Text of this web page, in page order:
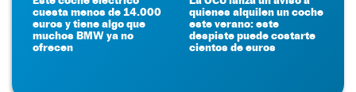
cuesta menos de 14.000
euros y tiene algo que
muchos BMW ya no
ofrecen
quienes alquilen un coche
este verano: este
despiste puede costarte
cientos de euros